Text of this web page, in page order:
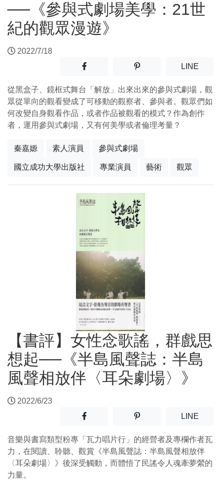
──《參與式劇場美學：21世
紀的觀眾漫遊》
2022/7/18
分享至facebook(另開新視窗)
分享至噗浪(另開新視窗)
LINE(另開
從黑盒子、鏡框式舞台「解放」出來出來的參與式劇場，觀
眾從單向的觀看變成了可移動的觀察者、參與者。觀眾們如
何改變自身觀看作品，或者作品被觀看的模式？作為創作
者，運用參與式劇場，又有何美學或者倫理考量？
秦嘉嫄 素人演員 參與式劇場
國立成功大學出版社 專業演員 藝術 觀眾
【書評】女性念歌謠，群戲思
想起──《半島風聲誌：半島
風聲相放伴〈耳朵劇場〉》
2022/6/23
分享至facebook(另開新視窗)
分享至噗浪(另開新視窗)
LINE(另開
音樂與書寫類型粉專「瓦力唱片行」的經營者及專欄作者瓦
力，在閱讀、聆聽、觀賞《半島風聲誌：半島風聲相放伴
〈耳朵劇場〉》後深受觸動，而體悟了民謠令人魂牽夢縈的
力量。